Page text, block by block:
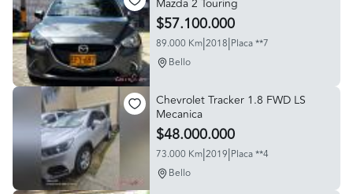
$57.100.000
89.000 Km|2018|Placa **7
Bello
Chevrolet Tracker 1.8 FWD LS
Mecanica
$48.000.000
73.000 Km|2019|Placa **4
Bello